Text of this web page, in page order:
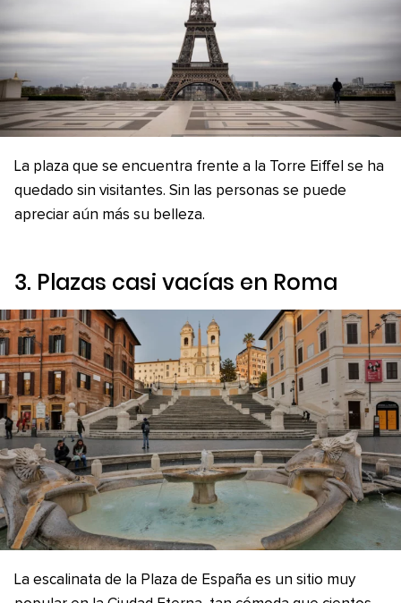
La plaza que se encuentra frente a la Torre Eiffel se ha
quedado sin visitantes. Sin las personas se puede
apreciar aún más su belleza.
3. Plazas casi vacías en Roma
La escalinata de la Plaza de España es un sitio muy